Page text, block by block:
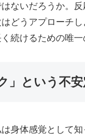
ないだろうか。
どうアプローチ
続けるための唯一
」という不安
身体感覚として